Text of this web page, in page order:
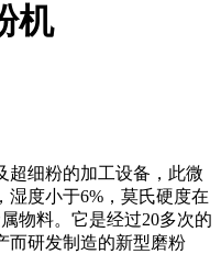
机
超细粉的加工设备，此微
湿度小于6%，莫氏硬度在
物料。它是经过20多次的
而研发制造的新型磨粉